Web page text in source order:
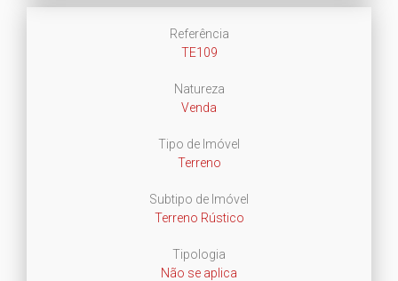
Referência
TE109
Natureza
Venda
Tipo de Imóvel
Terreno
Subtipo de Imóvel
Terreno Rústico
Tipologia
Não se aplica